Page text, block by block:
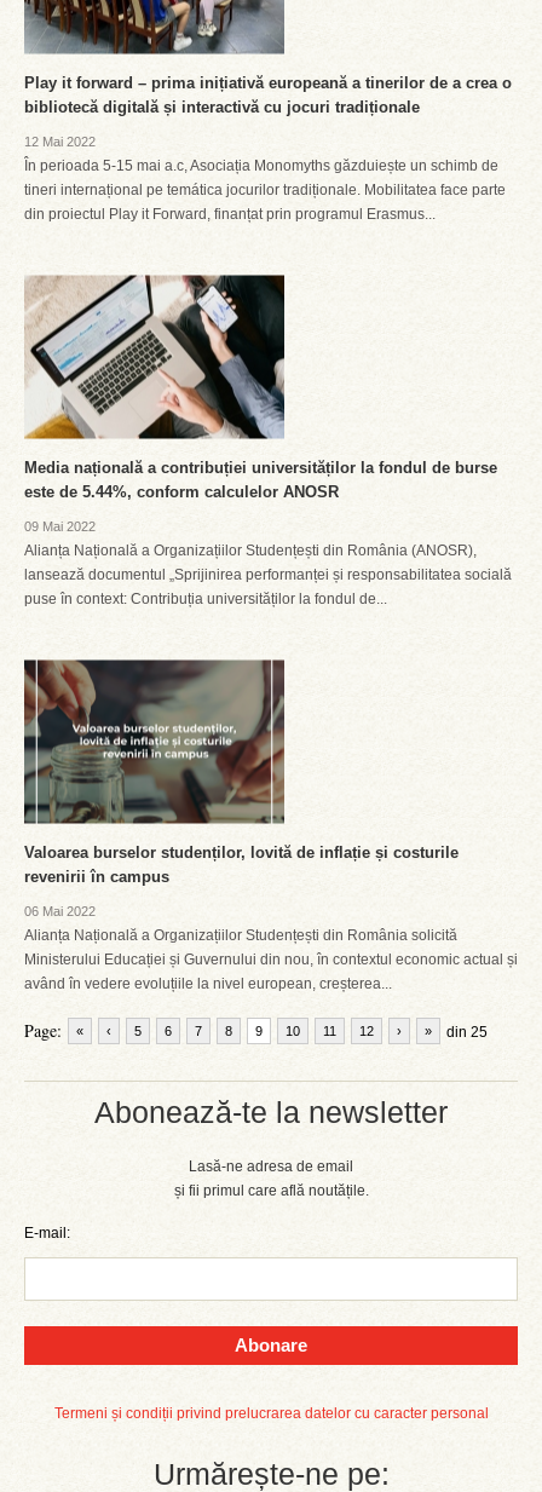
Abonează-te la newsletter
Lasă-ne adresa de email
și fii primul care află noutățile.
E-mail:
Abonare
Termeni și condiții privind prelucrarea datelor cu caracter personal
Urmărește-ne pe:
Play it forward – prima inițiativă europeană a tinerilor de a crea o
bibliotecă digitală și interactivă cu jocuri tradiționale
12 Mai 2022
În perioada 5-15 mai a.c, Asociația Monomyths găzduiește un schimb de
tineri internațional pe temática jocurilor tradiționale. Mobilitatea face parte
din proiectul Play it Forward, finanțat prin programul Erasmus...
Media națională a contribuției universităților la fondul de burse
este de 5.44%, conform calculelor ANOSR
09 Mai 2022
Alianța Națională a Organizațiilor Studențești din România (ANOSR),
lansează documentul „Sprijinirea performanței și responsabilitatea socială
puse în context: Contribuția universităților la fondul de...
Valoarea burselor studenților, lovită de inflație și costurile
revenirii în campus
06 Mai 2022
Alianța Națională a Organizațiilor Studențești din România solicită
Ministerului Educației și Guvernului din nou, în contextul economic actual și
având în vedere evoluțiile la nivel european, creșterea...
Page: « ‹ 5 6 7 8 9 10 11 12 din 25
› »